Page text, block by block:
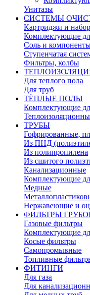
Унитазы
СИСТЕМЫ
Картриджи и
Комплектующие
Соль и
Ступенчатая
Фильтры, колбы
Для теплого пола
Для труб
ТЁПЛЫЕ ПОЛЫ
Комплектующие
ТРУБЫ
Гофрированные,
Из ПНД
Из полипропилена
Из сшитого
Канализационные
Комплектующие
Медные
Нержавеющие и
ФИЛЬТРЫ
Газовые фильтры
Комплектующие
Косые фильтры
Самопромывные
Топливные
ФИТИНГИ
Для газа
Для